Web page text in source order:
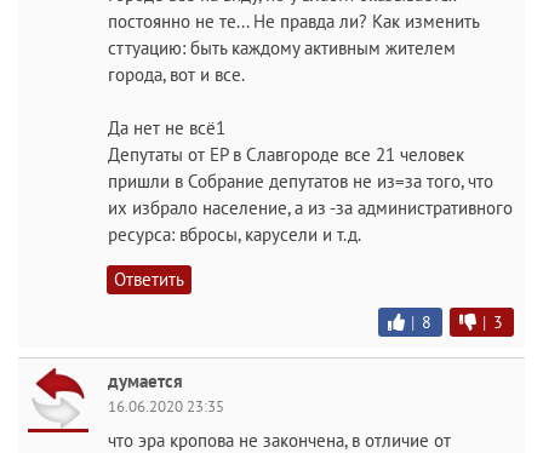
постоянно не те... Не правда ли? Как изменить
сттуацию: быть каждому активным жителем
города, вот и все.
Да нет не всё1
Депутаты от ЕР в Славгороде все 21 человек
пришли в Собрание депутатов не из=за того, что
их избрало население, а из -за административного
ресурса: вбросы, карусели и т.д.
Ответить
| 8 | 3
думается
16.06.2020 23:35
что эра кропова не закончена, в отличие от